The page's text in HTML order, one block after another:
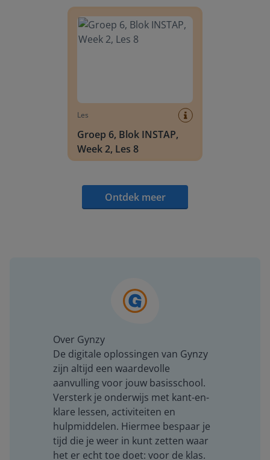
Les
Groep 6, Blok INSTAP,
Week 2, Les 8
Ontdek meer
Over Gynzy
De digitale oplossingen van Gynzy
zijn altijd een waardevolle
aanvulling voor jouw basisschool.
Versterk je onderwijs met kant-en-
klare lessen, activiteiten en
hulpmiddelen. Hiermee bespaar je
tijd die je weer in kunt zetten waar
het er echt toe doet: voor de klas.